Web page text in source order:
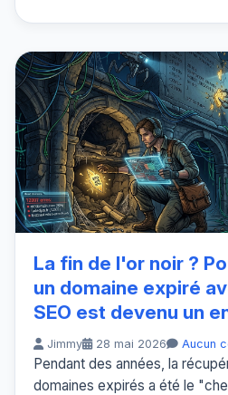
La fin de l'or noir ?
un domaine expiré
SEO est devenu un
Jimmy 28 mai 2026 Aucun
Pendant des années, la
domaines expirés a été le